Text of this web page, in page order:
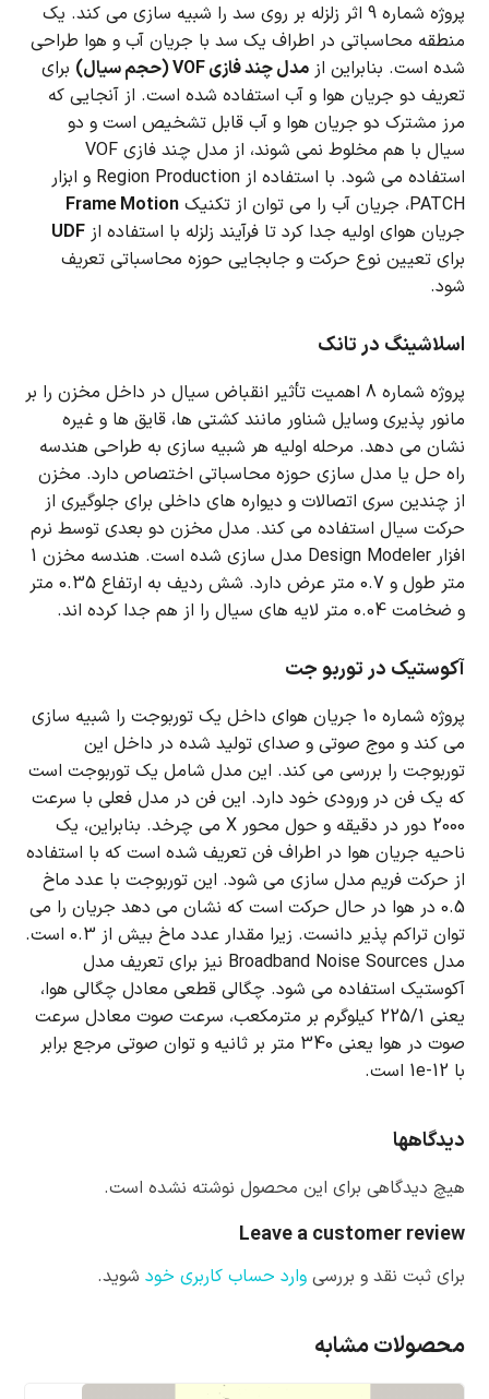
پروژه شماره 9 اثر زلزله بر روی سد را شبیه سازی می کند.
یک
منطقه محاسباتی در اطراف یک سد با جریان آب و هوا طراحی
شده است. بنابراین ازمدل چند فازی VOF (حجم سیال)
برای
تعریف دو جریان هوا و آب استفاده شده است. از آنجایی که
مرز مشترک دو جریان هوا و آب قابل تشخیص است و دو
سیال با هم مخلوط نمی شوند، از مدل چند فازی VOF
استفاده می شود.
با استفاده از Region Production و ابزار
PATCH، جریان آب را می توان از تکنیک
Frame Motion
جریان هوای اولیه جدا کرد تا فرآیند زلزله با استفاده ازUDF
برای تعیین نوع حرکت و جابجایی حوزه محاسباتی تعریف
شود.
اسلاشینگ در تانک
پروژه شماره 8 اهمیت تأثیر انقباض سیال در داخل مخزن را بر
مانور پذیری وسایل شناور مانند کشتی ها، قایق ها و غیره
نشان می دهد. مرحله اولیه هر شبیه سازی به طراحی هندسه
راه حل یا مدل سازی حوزه محاسباتی اختصاص دارد. مخزن
از چندین سری اتصالات و دیواره های داخلی برای جلوگیری از
حرکت سیال استفاده می کند. مدل مخزن دو بعدی توسط نرم
افزار Design Modeler مدل سازی شده است.
هندسه مخزن 1
متر طول و 0.7 متر عرض دارد.
شش ردیف به ارتفاع 0.35 متر
و ضخامت 0.04 متر لایه های سیال را از هم جدا کرده اند.
آکوستیک در توربو جت
پروژه شماره 10 جریان هوای داخل یک توربوجت را شبیه سازی
می کند و موج صوتی و صدای تولید شده در داخل این
توربوجت را بررسی می کند. این مدل شامل یک توربوجت است
که یک فن در ورودی خود دارد. این فن در مدل فعلی با سرعت
2000 دور در دقیقه و حول محور X می چرخد.
بنابراین، یک
ناحیه جریان هوا در اطراف فن تعریف شده است که با استفاده
از حرکت فریم مدل سازی می شود. این توربوجت با عدد ماخ
0.5 در هوا در حال حرکت است که نشان می دهد جریان را می
توان تراکم پذیر دانست. زیرا مقدار عدد ماخ بیش از 0.3 است.
مدل Broadband Noise Sources نیز برای تعریف مدل
آکوستیک استفاده می شود. چگالی قطعی معادل چگالی هوا،
یعنی 225/1 کیلوگرم بر مترمکعب، سرعت صوت معادل سرعت
صوت در هوا یعنی 340 متر بر ثانیه و توان صوتی مرجع برابر
با 1e-12 است.
دیدگاهها
هیچ دیدگاهی برای این محصول نوشته نشده است.
Leave a customer review
برای ثبت نقد و بررسیوارد حساب کاربری خود شوید.
محصولات مشابه